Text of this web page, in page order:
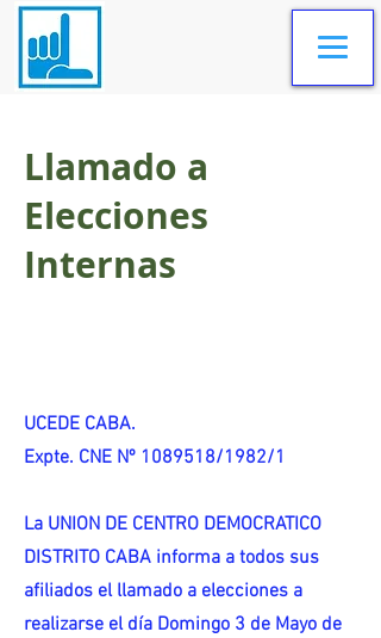
Llamado a
Elecciones
Internas
UCEDE CABA.
Expte. CNE Nº 1089518/1982/1
La UNION DE CENTRO DEMOCRATICO
DISTRITO CABA informa a todos sus
afiliados el llamado a elecciones a
realizarse el día Domingo 3 de Mayo de